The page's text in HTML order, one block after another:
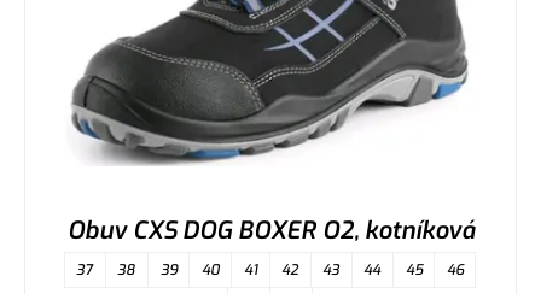
Obuv CXS DOG BOXER O2, kotníková
37 38 39 40 41 42 43 44 45
46